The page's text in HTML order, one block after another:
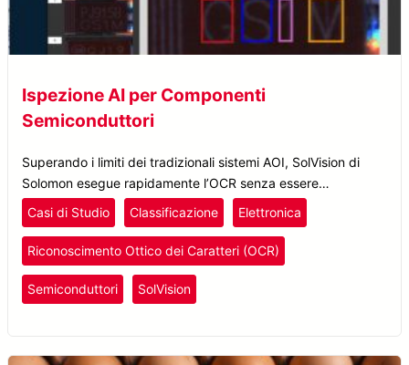
Ispezione AI per Componenti
Semiconduttori
Superando i limiti dei tradizionali sistemi AOI, SolVision di
Solomon esegue rapidamente l’OCR senza essere
influenzato da condizioni di sfondo o illuminazione,
complessità o aspetto del numero di serie.
Casi di Studio Classificazione Elettronica
Riconoscimento Ottico dei Caratteri (OCR)
Semiconduttori SolVision